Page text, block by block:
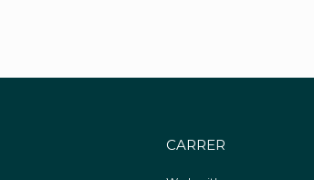
CARRER